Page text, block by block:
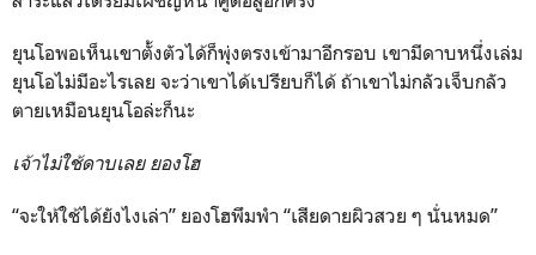
ยุนโอพอเห็นเขาตั้งตัวได้ก็พุ่งตรงเข้ามาอีกรอบ เขามีดาบหนึ่งเล่ม
ยุนโอไม่มีอะไรเลย จะว่าเขาได้เปรียบก็ได้ ถ้าเขาไม่กลัวเจ็บกลัว
ตายเหมือนยุนโอล่ะก็นะ
เจ้าไม่ใช้ดาบเลย ยองโฮ
“จะให้ใช้ได้ยังไงเล่า” ยองโฮพึมพำ “เสียดายผิวสวย ๆ นั่นหมด”